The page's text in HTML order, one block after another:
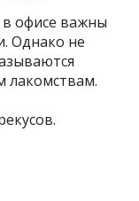
в офисе важны
Однако не
лакомствам.